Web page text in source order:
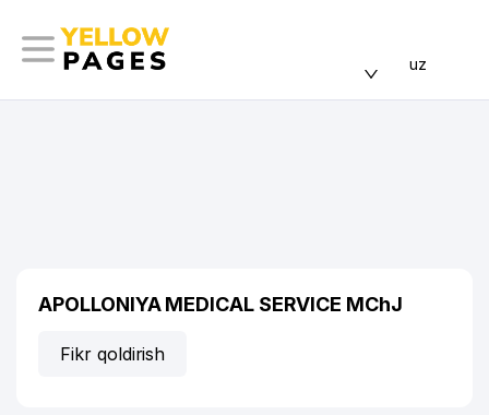
uz
APOLLONIYA MEDICAL SERVICE MChJ
Fikr qoldirish